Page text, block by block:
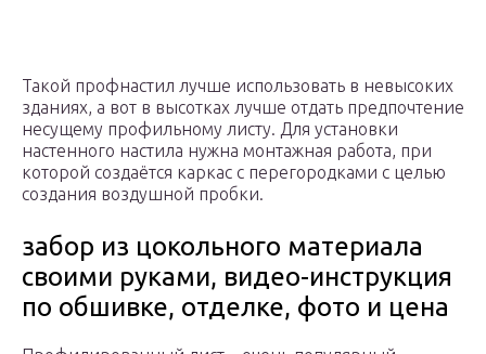
Такой профнастил лучше использовать в невысоких
зданиях, а вот в высотках лучше отдать предпочтение
несущему профильному листу. Для установки
настенного настила нужна монтажная работа, при
которой создаётся каркас с перегородками с целью
создания воздушной пробки.
забор из цокольного материала
своими руками, видео-инструкция
по обшивке, отделке, фото и цена